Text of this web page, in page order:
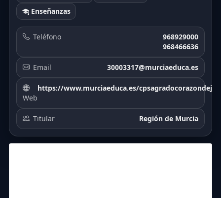
Enseñanzas
Teléfono
968929000
968466636
Email 30003317@murciaeduca.es
Web
https://www.murciaeduca.es/
Titular Región de Murcia